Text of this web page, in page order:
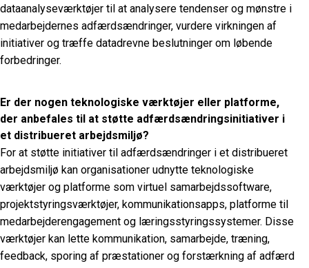
dataanalyseværktøjer til at analysere tendenser og mønstre i
medarbejdernes adfærdsændringer, vurdere virkningen af
initiativer og træffe datadrevne beslutninger om løbende
forbedringer.
Er der nogen teknologiske værktøjer eller platforme,
der anbefales til at støtte adfærdsændringsinitiativer i
et distribueret arbejdsmiljø?
For at støtte initiativer til adfærdsændringer i et distribueret
arbejdsmiljø kan organisationer udnytte teknologiske
værktøjer og platforme som virtuel samarbejdssoftware,
projektstyringsværktøjer, kommunikationsapps, platforme til
medarbejderengagement og læringsstyringssystemer. Disse
værktøjer kan lette kommunikation, samarbejde, træning,
feedback, sporing af præstationer og forstærkning af adfærd